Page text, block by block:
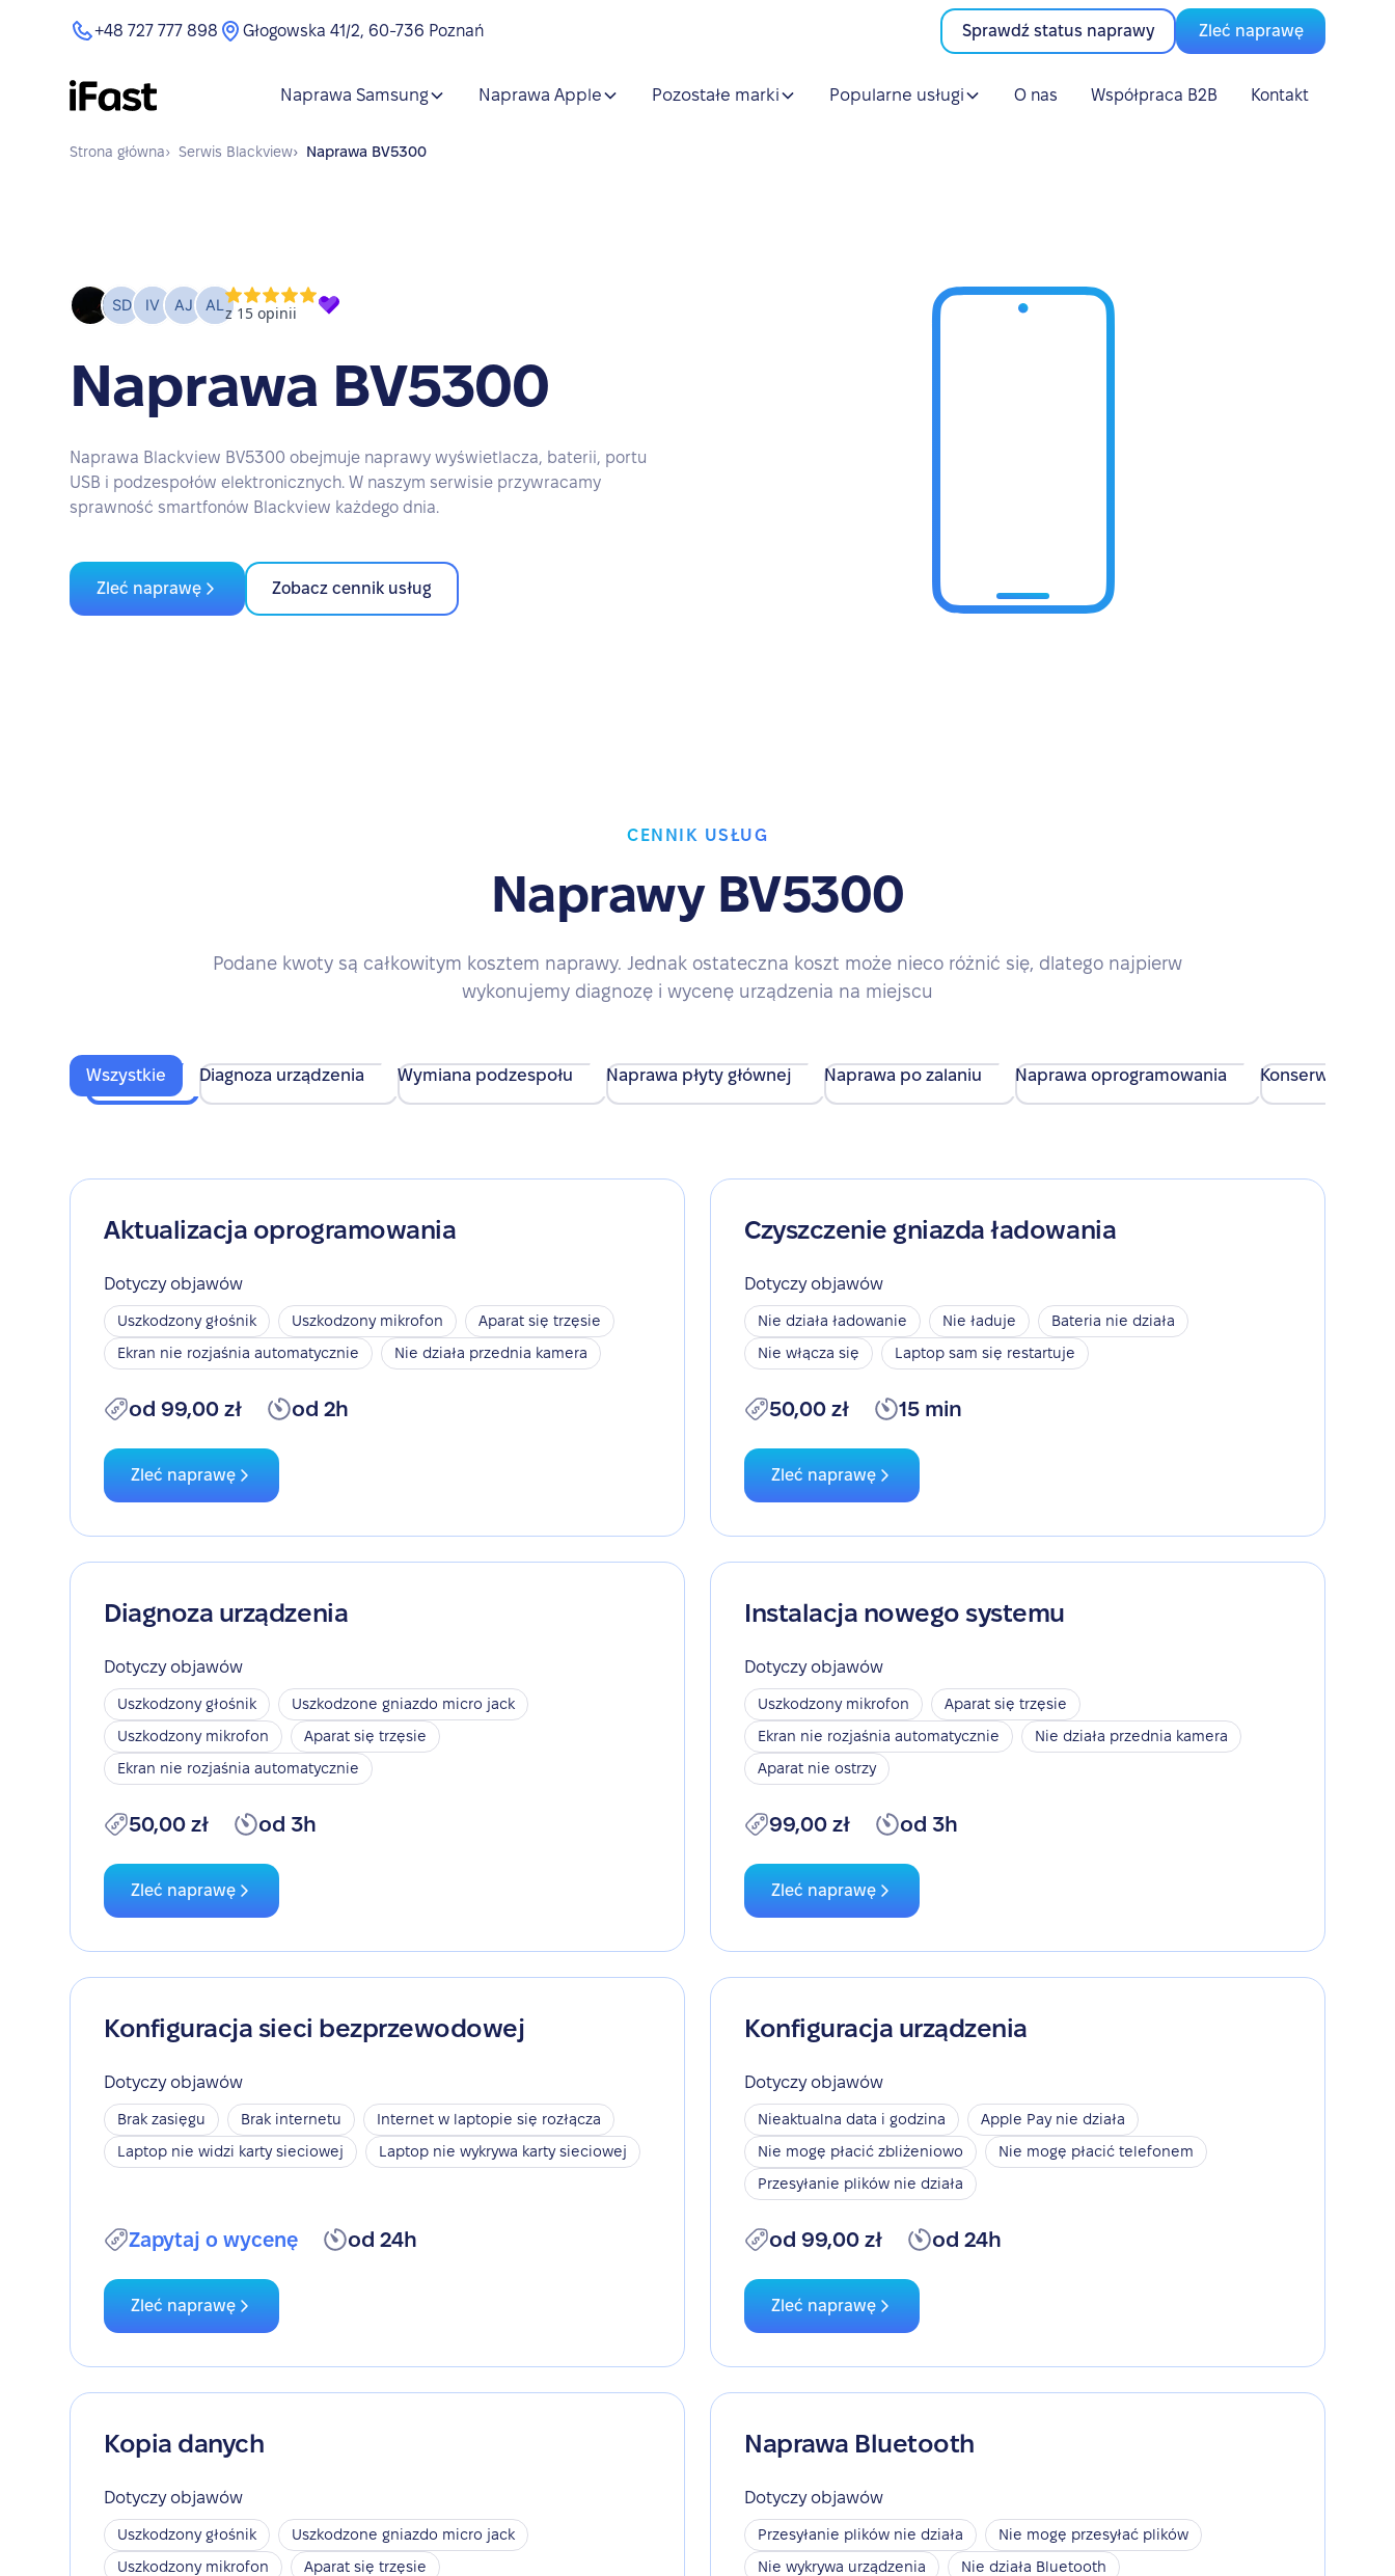
+48 727 777 898 Głogowska 41/2, 60-736 Poznań Sprawdź status naprawy Zleć naprawę
Naprawa Samsung Naprawa Apple Pozostałe marki Popularne usługi O nas Współpraca B2B Kontakt
Strona główna› Serwis Blackview› Naprawa BV5300
Naprawa BV5300
Naprawa Blackview BV5300 obejmuje naprawy wyświetlacza, baterii, portu
USB i podzespołów elektronicznych. W naszym serwisie przywracamy
sprawność smartfonów Blackview każdego dnia.
Zleć naprawę Zobacz cennik usług
CENNIK USŁUG
Naprawy BV5300
Podane kwoty są całkowitym kosztem naprawy. Jednak ostateczna koszt może nieco różnić się, dlatego najpierw
wykonujemy diagnozę i wycenę urządzenia na miejscu
Wszystkie Diagnoza urządzenia Wymiana podzespołu Naprawa płyty głównej Naprawa po zalaniu Naprawa oprogramowania Konserwacja
Aktualizacja oprogramowania
Dotyczy objawów
Uszkodzony głośnik Uszkodzony mikrofon
Aparat się trzęsie
Ekran nie rozjaśnia automatycznie
Nie działa przednia kamera
od 99,00 zł od 2h
Zleć naprawę
Czyszczenie gniazda ładowania
Dotyczy objawów
Nie działa ładowanie Nie ładuje
Bateria nie działa
Nie włącza się
Laptop sam się restartuje
50,00 zł 15 min
Zleć naprawę
Diagnoza urządzenia
Dotyczy objawów
Uszkodzony głośnik
Uszkodzone gniazdo micro jack
Uszkodzony mikrofon
Aparat się trzęsie
Ekran nie rozjaśnia automatycznie
50,00 zł od 3h
Zleć naprawę
Instalacja nowego systemu
Dotyczy objawów
Uszkodzony mikrofon
Aparat się trzęsie
Ekran nie rozjaśnia automatycznie
Nie działa przednia kamera
Aparat nie ostrzy
99,00 zł od 3h
Zleć naprawę
Konfiguracja sieci bezprzewodowej
Dotyczy objawów
Brak zasięgu Brak internetu
Internet w laptopie się rozłącza
Laptop nie widzi karty sieciowej
Laptop nie wykrywa karty sieciowej
Zapytaj o wycenę od 24h
Zleć naprawę
Konfiguracja urządzenia
Dotyczy objawów
Nieaktualna data i godzina
Apple Pay nie działa
Nie mogę płacić zbliżeniowo
Nie mogę płacić telefonem
Przesyłanie plików nie działa
od 99,00 zł od 24h
Zleć naprawę
Kopia danych
Dotyczy objawów
Uszkodzony głośnik
Uszkodzone gniazdo micro jack
Uszkodzony mikrofon
Aparat się trzęsie
Naprawa Bluetooth
Dotyczy objawów
Przesyłanie plików nie działa
Nie mogę przesyłać plików
Nie wykrywa urządzenia
Nie działa Bluetooth